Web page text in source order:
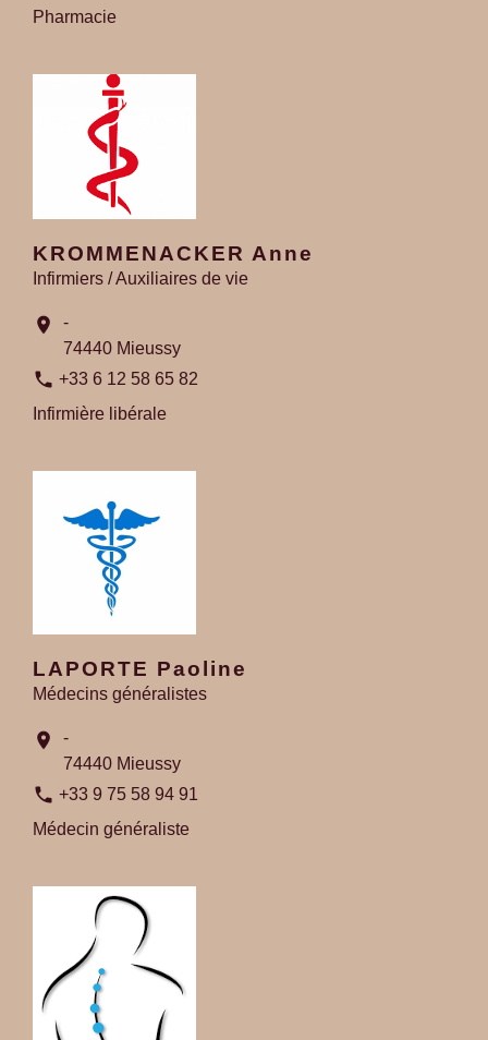
Pharmacie
KROMMENACKER Anne
Infirmiers / Auxiliaires de vie
location_on
-
74440 Mieussy
phone +33 6 12 58 65 82
Infirmière libérale
LAPORTE Paoline
Médecins généralistes
location_on
-
74440 Mieussy
phone +33 9 75 58 94 91
Médecin généraliste